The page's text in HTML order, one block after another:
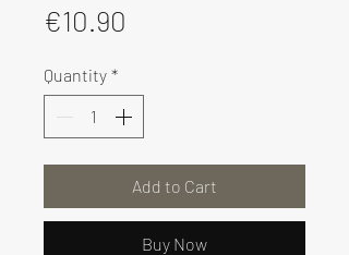
€10.90
Quantity *
Add to Cart
Buy Now